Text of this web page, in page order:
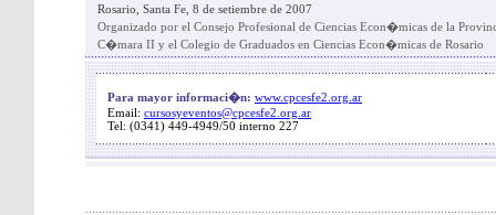
Rosario, Santa Fe, 8 de setiembre de 2007
Organizado por el Consejo Profesional de Ciencias Econ�micas de la
C�mara II y el Colegio de Graduados en Ciencias Econ�micas de Rosario
Para mayor informaci�n: www.cpcesfe2.org.ar
Email: cursosyeventos@cpcesfe2.org.ar
Tel: (0341) 449-4949/50 interno 227